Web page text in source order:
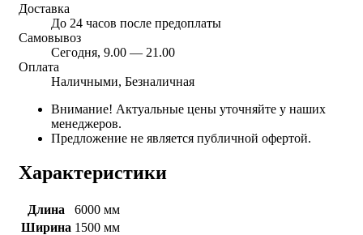
Доставка
До 24 часов после предоплаты
Самовывоз
Сегодня, 9.00 — 21.00
Оплата
Наличными, Безналичная
Внимание! Актуальные цены уточняйте у наших
менеджеров.
Предложение не является публичной офертой.
Характеристики
Длина
6000 мм
Ширина 1500 мм